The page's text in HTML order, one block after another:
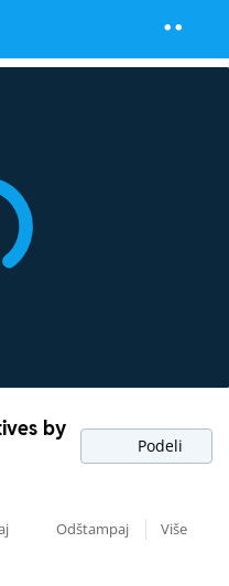
by
Podeli
Odštampaj Više